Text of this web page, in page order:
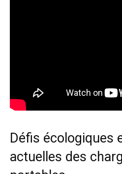
Défis écologiques
actuelles des